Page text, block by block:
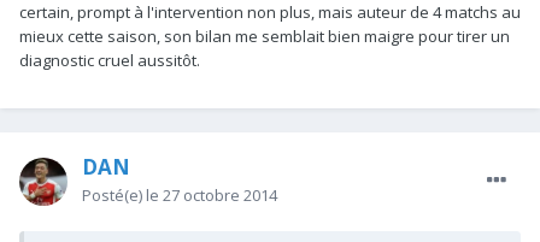
certain, prompt à l'intervention non plus, mais auteur de 4 matchs au
mieux cette saison, son bilan me semblait bien maigre pour tirer un
diagnostic cruel aussitôt.
DAN
Posté(e) le 27 octobre 2014